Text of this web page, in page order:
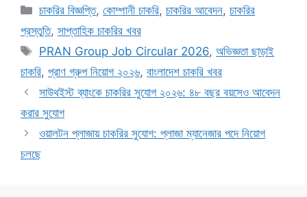
Categories
চাকরির বিজ্ঞপ্তি,কোম্পানী চাকরি,চাকরির আবেদন,চাকরির
প্রস্তুতি, সাপ্তাহিক চাকরির খবর
Tags
PRAN Group Job Circular 2026,অভিজ্ঞতা ছাড়াই
চাকরি, প্রাণ গ্রুপ নিয়োগ ২০২৬, বাংলাদেশ চাকরি খবর
সাউথইস্ট ব্যাংকে চাকরির সুযোগ ২০২৬: ৪৮ বছর বয়সেও আবেদন
করার সুযোগ
ওয়ালটন প্লাজায় চাকরির সুযোগ: প্লাজা ম্যানেজার পদে নিয়োগ
চলছে